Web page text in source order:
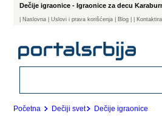
Dečije igraonice - Igraonice za decu
Naslovna | Uslovi i prava korišćenja Blog |
Početna Dečiji svet Dečije igraonice